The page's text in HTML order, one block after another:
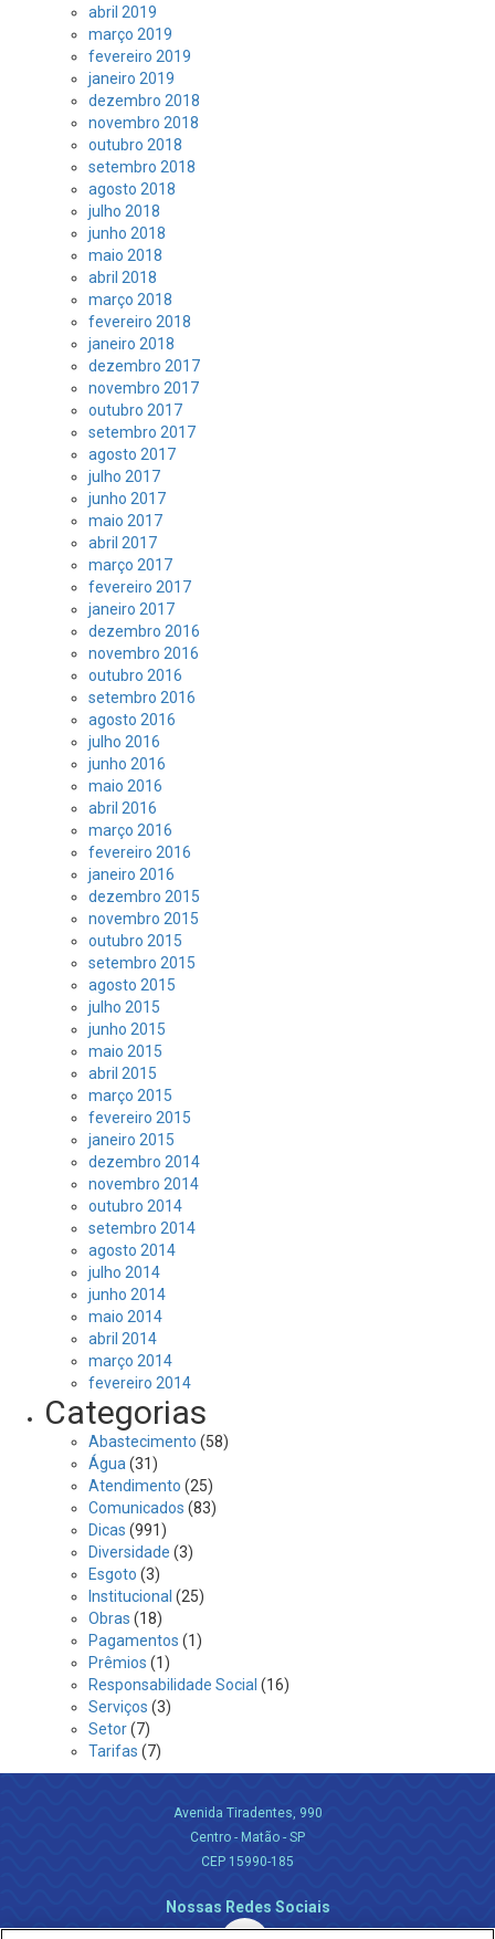
abril 2019
março 2019
fevereiro 2019
janeiro 2019
dezembro 2018
novembro 2018
outubro 2018
setembro 2018
agosto 2018
julho 2018
junho 2018
maio 2018
abril 2018
março 2018
fevereiro 2018
janeiro 2018
dezembro 2017
novembro 2017
outubro 2017
setembro 2017
agosto 2017
julho 2017
junho 2017
maio 2017
abril 2017
março 2017
fevereiro 2017
janeiro 2017
dezembro 2016
novembro 2016
outubro 2016
setembro 2016
agosto 2016
julho 2016
junho 2016
maio 2016
abril 2016
março 2016
fevereiro 2016
janeiro 2016
dezembro 2015
novembro 2015
outubro 2015
setembro 2015
agosto 2015
julho 2015
junho 2015
maio 2015
abril 2015
março 2015
fevereiro 2015
janeiro 2015
dezembro 2014
novembro 2014
outubro 2014
setembro 2014
agosto 2014
julho 2014
junho 2014
maio 2014
abril 2014
março 2014
fevereiro 2014
Categorias
Abastecimento (58)
Água (31)
Atendimento (25)
Comunicados (83)
Dicas (991)
Diversidade (3)
Esgoto (3)
Institucional (25)
Obras (18)
Pagamentos (1)
Prêmios (1)
Responsabilidade Social (16)
Serviços (3)
Setor(7)
Tarifas (7)
Avenida Tiradentes, 990
Centro - Matão - SP
CEP 15990-185
Nossas Redes Sociais